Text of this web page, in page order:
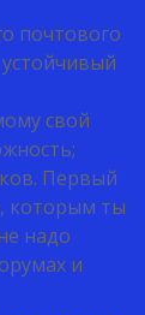
почтового
свой
Первый
которым ты
надо
и